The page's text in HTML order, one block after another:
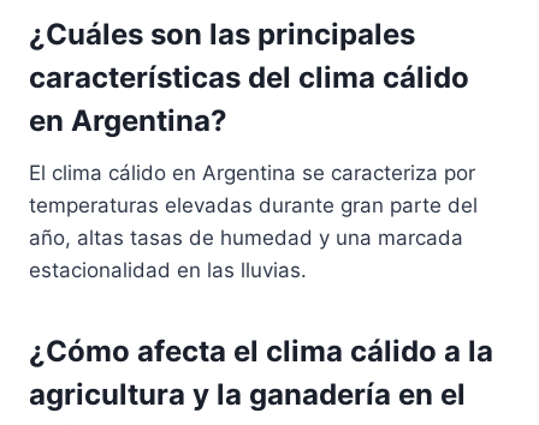
¿Cuáles son las principales
características del clima cálido
en Argentina?
El clima cálido en Argentina se caracteriza por
temperaturas elevadas durante gran parte del
año, altas tasas de humedad y una marcada
estacionalidad en las lluvias.
¿Cómo afecta el clima cálido a la
agricultura y la ganadería en el